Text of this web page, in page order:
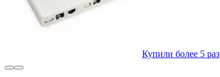
Купили более 5 раз